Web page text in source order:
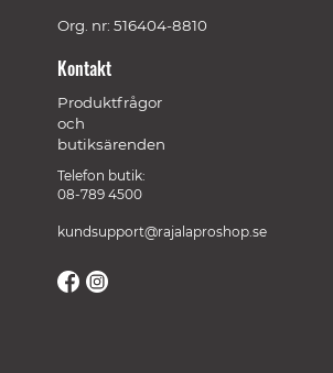
Org. nr: 516404-8810
Kontakt
Produktfrågor
och
butiksärenden
Telefon butik:
08-789 4500
kundsupport@rajalaproshop.se